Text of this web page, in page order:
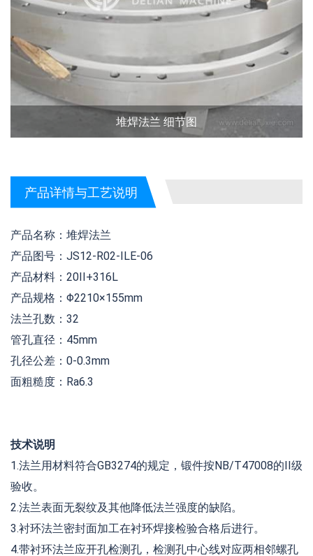
堆焊法兰 细节图
产品详情与工艺说明
产品名称：堆焊法兰
产品图号：JS12-R02-ILE-06
产品材料：20II+316L
产品规格：Φ2210×155mm
法兰孔数：32
管孔直径：45mm
孔径公差：0-0.3mm
面粗糙度：Ra6.3
技术说明
1.法兰用材料符合GB3274的规定，锻件按NB/T47008的II级
验收。
2.法兰表面无裂纹及其他降低法兰强度的缺陷。
3.衬环法兰密封面加工在衬环焊接检验合格后进行。
4.带衬环法兰应开孔检测孔，检测孔中心线对应两相邻螺孔